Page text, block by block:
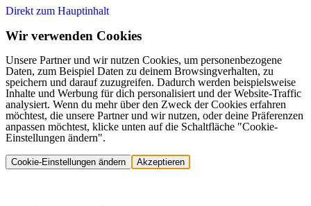
Direkt zum Hauptinhalt
Wir verwenden Cookies
Unsere Partner und wir nutzen Cookies, um personenbezogene
Daten, zum Beispiel Daten zu deinem Browsingverhalten, zu
speichern und darauf zuzugreifen. Dadurch werden beispielsweise
Inhalte und Werbung für dich personalisiert und der Website-Traffic
analysiert. Wenn du mehr über den Zweck der Cookies erfahren
möchtest, die unsere Partner und wir nutzen, oder deine Präferenzen
anpassen möchtest, klicke unten auf die Schaltfläche "Cookie-
Einstellungen ändern".
Cookie-Einstellungen ändern Akzeptieren